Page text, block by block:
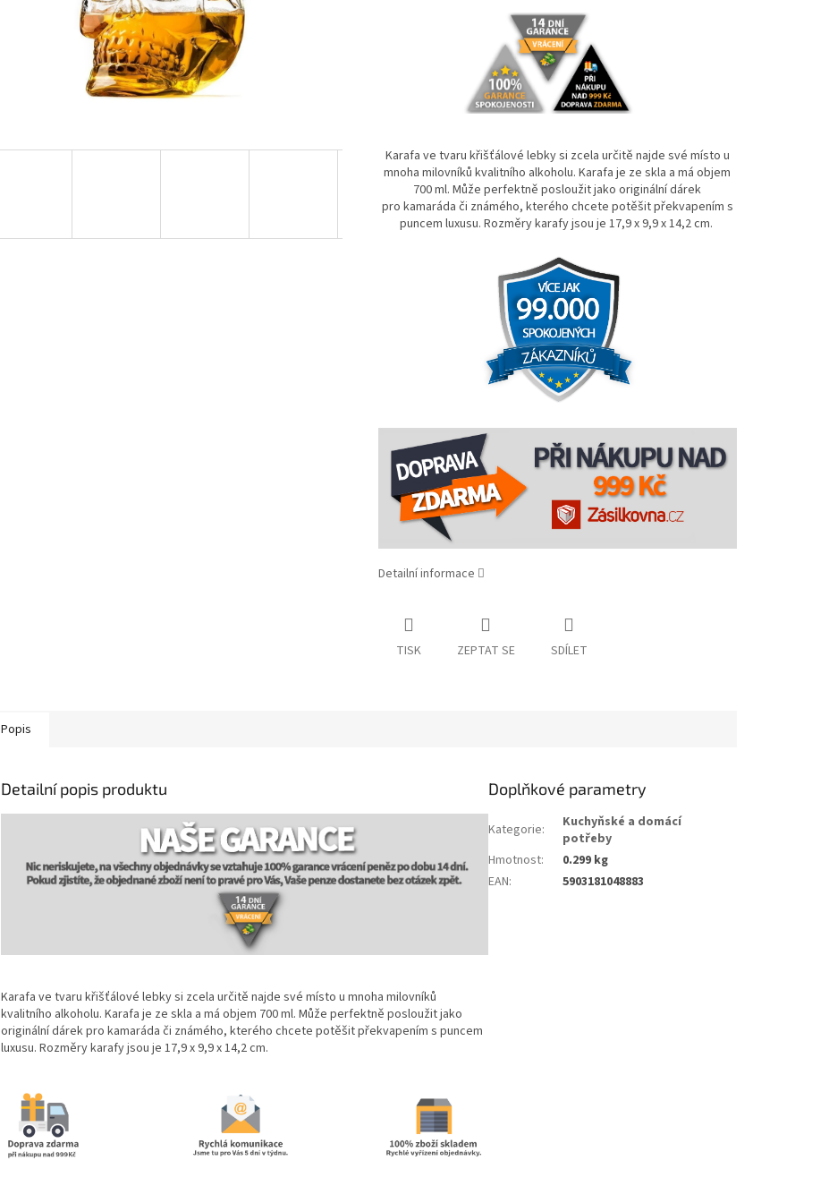
Karafa ve tvaru křišťálové lebky si zcela určitě najde své místo u
mnoha milovníků kvalitního alkoholu. Karafa je ze skla a má objem
700 ml. Může perfektně posloužit jako originální dárek
pro kamaráda či známého, kterého chcete potěšit překvapením s
puncem luxusu. Rozměry karafy jsou je 17,9 x 9,9 x 14,2 cm.
Detailní informace
TISK ZEPTAT SE SDÍLET
Popis
Detailní popis produktu
Karafa ve tvaru křišťálové lebky si zcela určitě najde své místo u mnoha milovníků
kvalitního alkoholu. Karafa je ze skla a má objem 700 ml. Může perfektně posloužit jako
originální dárek pro kamaráda či známého, kterého chcete potěšit překvapením s puncem
luxusu. Rozměry karafy jsou je 17,9 x 9,9 x 14,2 cm.
Doplňkové parametry
Kategorie:
Kuchyňské a domácí
potřeby
Hmotnost:
0.299 kg
EAN: 5903181048883